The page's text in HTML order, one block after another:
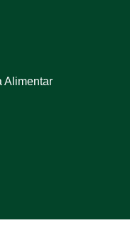
Alimentar